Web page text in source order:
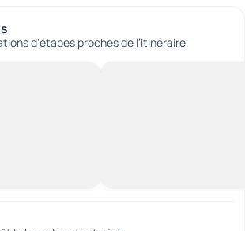
d'étapes proches de l’itinéraire.